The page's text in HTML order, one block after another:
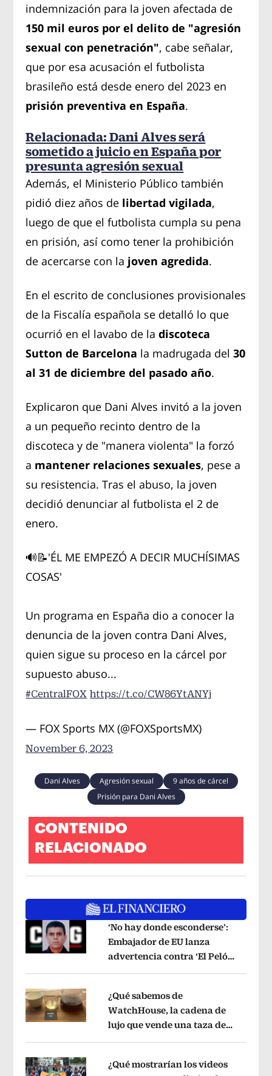
indemnización para la joven afectada de
150 mil euros por el delito de "agresión
sexual con penetración", cabe señalar,
que por esa acusación el futbolista
brasileño está desde enero del 2023 en
prisión preventiva en España.
Relacionada: Dani Alves será
sometido a juicio en España por
presunta agresión sexual
Además, el Ministerio Público también
pidió diez años de libertad vigilada,
luego de que el futbolista cumpla su pena
en prisión, así como tener la prohibición
de acercarse con la joven agredida.
En el escrito de conclusiones provisionales
de la Fiscalía española se detalló lo que
ocurrió en el lavabo de ladiscoteca
Sutton de Barcelona la madrugada del 30
al 31 de diciembre del pasado año.
Explicaron que Dani Alves invitó a la joven
a un pequeño recinto dentro de la
discoteca y de "manera violenta" la forzó
a mantener relaciones sexuales, pese a
su resistencia. Tras el abuso, la joven
decidió denunciar al futbolista el 2 de
enero.
🔊📝'ÉL ME EMPEZÓ A DECIR MUCHÍSIMAS
COSAS'
Un programa en España dio a conocer la
denuncia de la joven contra Dani Alves,
quien sigue su proceso en la cárcel por
supuesto abuso...
#CentralFOX https://t.co/CW86YtANYj
— FOX Sports MX (@FOXSportsMX)
November 6, 2023
Dani Alves Agresión sexual
9 años de cárcel
Prisión para Dani Alves
CONTENIDO
RELACIONADO
Opens in new window
‘No hay donde esconderse’:
Embajador de EU lanza
advertencia contra ‘El Pelón’,
Opens in new window
¿Qué sabemos de
WatchHouse, la cadena de
lujo que vende una taza de
¿Qué mostrarían los videos